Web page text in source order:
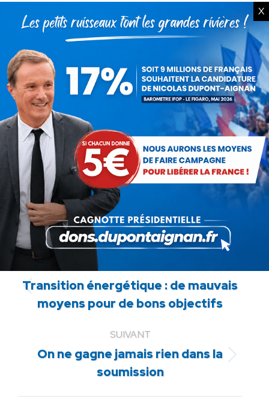
Partager
sur
Facebook
PartagerPartager
sur
Partager
sur
LinkedIn
Partager
sur
WhatsApp
Auteur :Debout La France
https://debout-la-france.fr/
Article
précédent
Transition énergétique : de mauvais
moyens pour de bons objectifs
SUIVANT
Article
suivant
On ne gagne jamais rien dans la
soumission
X